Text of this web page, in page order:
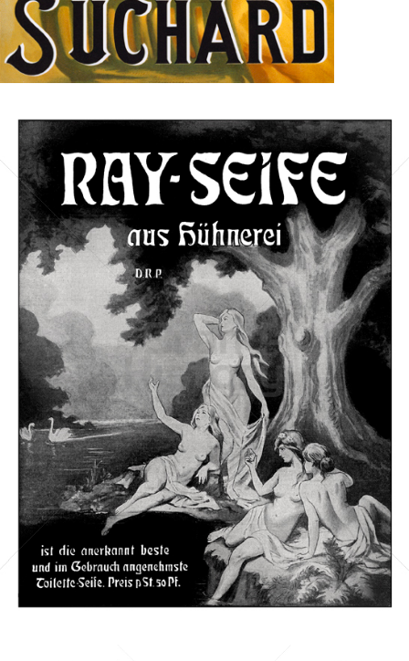
Bild-ID: 14819
Ray-Seife Compagnie Ray, Berlin 1905
Bild-ID: 3110